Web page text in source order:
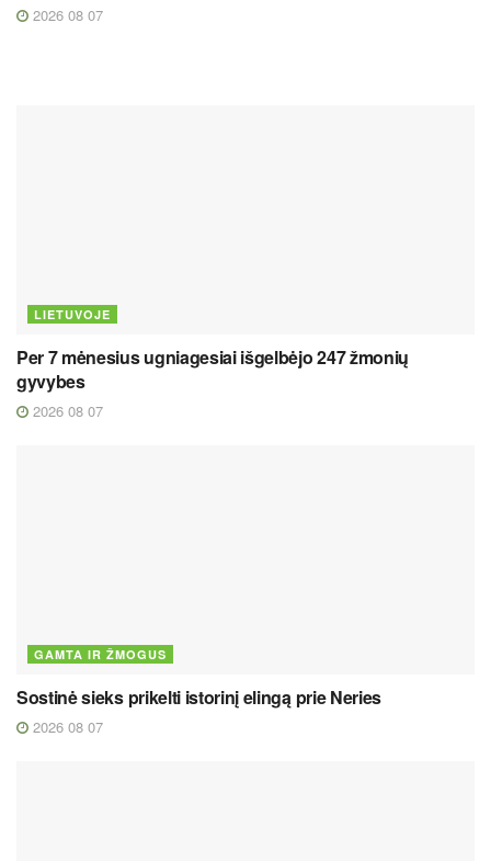
2026 08 07
LIETUVOJE
Per 7 mėnesius ugniagesiai išgelbėjo 247 žmonių
gyvybes
2026 08 07
GAMTA IR ŽMOGUS
Sostinė sieks prikelti istorinį elingą prie Neries
2026 08 07